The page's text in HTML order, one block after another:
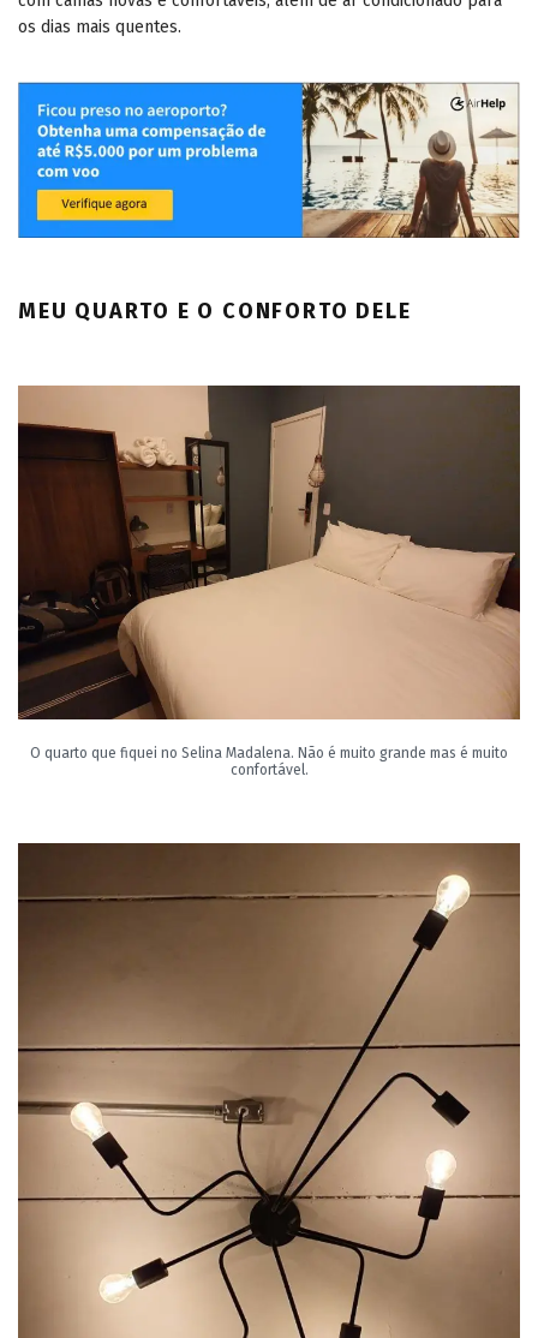
os dias mais quentes.
MEU QUARTO E O CONFORTO DELE
O quarto que fiquei no Selina Madalena. Não é muito grande mas é muito
confortável.